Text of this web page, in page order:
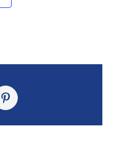
Pinterest